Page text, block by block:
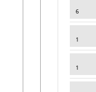
6
1
1